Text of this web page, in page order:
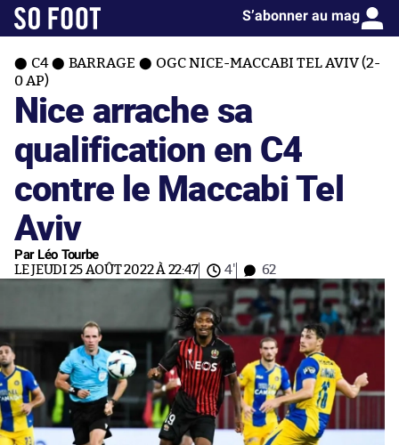
S’abonner au mag
C4 BARRAGE
OGC NICE-MACCABI TEL AVIV (2-
0 AP)
Nice arrache sa
qualification en C4
contre le Maccabi Tel
Aviv
Par Léo Tourbe
LE JEUDI 25 AOÛT 2022 À 22:47 4' 62